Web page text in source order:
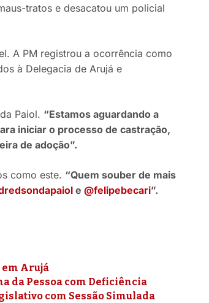
tratos e desacatou um policial
A PM registrou a ocorrência como
à Delegacia de Arujá e
Paiol. “Estamos aguardando a
iniciar o processo de castração,
de adoção”.
como este. “Quem souber de mais
e @felipebecari”.
em Arujá
da Pessoa com Deficiência
com Sessão Simulada